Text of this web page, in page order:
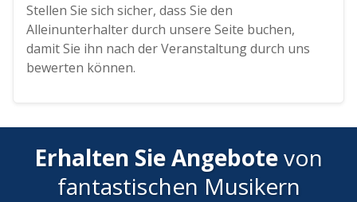
Stellen Sie sich sicher, dass Sie den
Alleinunterhalter durch unsere Seite buchen,
damit Sie ihn nach der Veranstaltung durch uns
bewerten können.
Erhalten Sie Angebotevon
fantastischen Musikern